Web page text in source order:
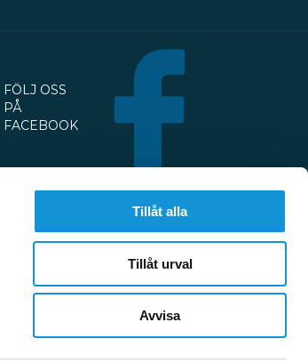
Tillåt alla
Tillåt urval
Avvisa
att temporärt
försvinna från
Slaggatan. På
nordöstra
Slaggatan
enligt
kartbilden
här ovan får
stannas eller
parkeras
under
perioden 13
juli till 30
FÖLJ OSS
PÅ
FACEBOOK
HOS FALU P